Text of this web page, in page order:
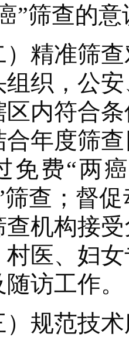
”筛查的
准筛查
组织，公
区内符合
合年度筛
免费“两
筛查；督
查机构接
村医、妇
访工作。
范技术